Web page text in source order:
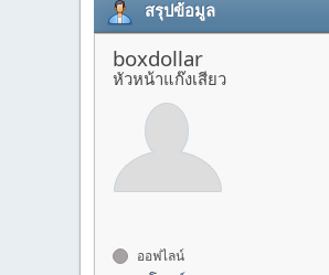
สรุปข้อมูล
boxdollar
หัวหน้าแก๊งเสียว
ออฟไลน์